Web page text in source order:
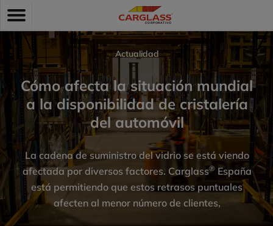
Pasar
contenido
principal
Toggle
Actualidad
Cómo afecta la situación mundial
a la disponibilidad de cristalería
del automóvil
La cadena de suministro del vidrio se está viendo
afectada por diversos factores. Carglass®España
está permitiendo que estos retrasos puntuales
afecten al menor número de clientes,